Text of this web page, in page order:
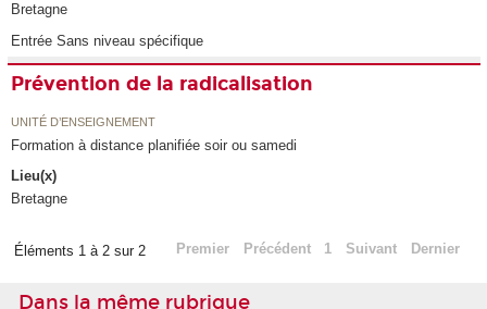
Bretagne
Entrée Sans niveau spécifique
Prévention de la radicalisation
UNITÉ D’ENSEIGNEMENT
Formation à distance planifiée soir ou samedi
Lieu(x)
Bretagne
Éléments 1 à 2 sur 2 Premier Précédent 1 Suivant Dernier
Dans la même rubrique